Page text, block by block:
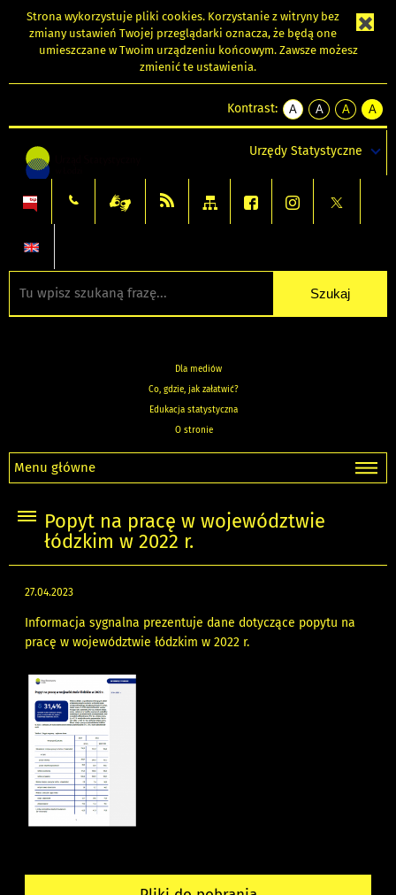
Strona wykorzystuje pliki cookies. Korzystanie z witryny bez
zmiany ustawień Twojej przeglądarki oznacza, że będą one
umieszczane w Twoim urządzeniu końcowym. Zawsze możesz
zmienić te ustawienia.
Kontrast:
A
kontrast
A
kontrast
tekst
czarnym
A
kontrast
tekst
czarnym
A
tekst
żółtym
Urzędy Statystyczne
Dla mediów
Co, gdzie, jak załatwić?
Edukacja statystyczna
O stronie
Menu główne
Popyt na pracę w województwie
łódzkim w 2022 r.
27.04.2023
Informacja sygnalna prezentuje dane dotyczące popytu na
pracę w województwie łódzkim w 2022 r.